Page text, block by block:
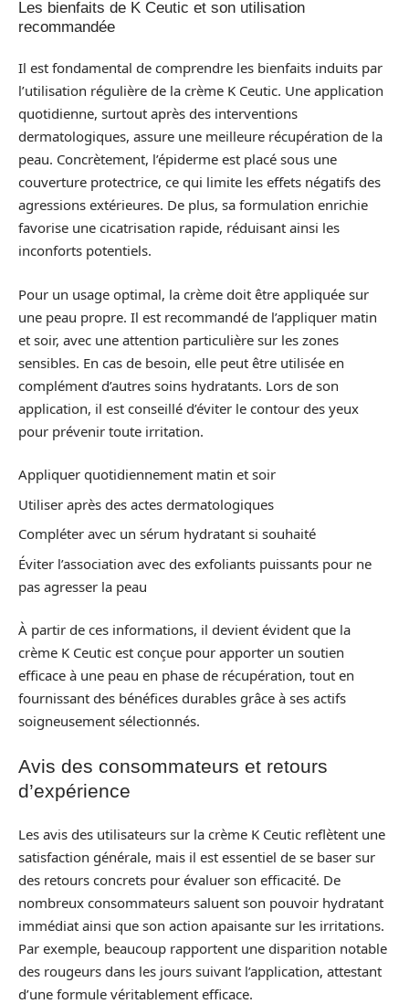
Les bienfaits de K Ceutic et son utilisation
recommandée
Il est fondamental de comprendre les bienfaits induits par
l’utilisation régulière de la crème K Ceutic. Une application
quotidienne, surtout après des interventions
dermatologiques, assure une meilleure récupération de la
peau. Concrètement, l’épiderme est placé sous une
couverture protectrice, ce qui limite les effets négatifs des
agressions extérieures. De plus, sa formulation enrichie
favorise une cicatrisation rapide, réduisant ainsi les
inconforts potentiels.
Pour un usage optimal, la crème doit être appliquée sur
une peau propre. Il est recommandé de l’appliquer matin
et soir, avec une attention particulière sur les zones
sensibles. En cas de besoin, elle peut être utilisée en
complément d’autres soins hydratants. Lors de son
application, il est conseillé d’éviter le contour des yeux
pour prévenir toute irritation.
Appliquer quotidiennement matin et soir
Utiliser après des actes dermatologiques
Compléter avec un sérum hydratant si souhaité
Éviter l’association avec des exfoliants puissants pour ne
pas agresser la peau
À partir de ces informations, il devient évident que la
crème K Ceutic est conçue pour apporter un soutien
efficace à une peau en phase de récupération, tout en
fournissant des bénéfices durables grâce à ses actifs
soigneusement sélectionnés.
Avis des consommateurs et retours
d’expérience
Les avis des utilisateurs sur la crème K Ceutic reflètent une
satisfaction générale, mais il est essentiel de se baser sur
des retours concrets pour évaluer son efficacité. De
nombreux consommateurs saluent son pouvoir hydratant
immédiat ainsi que son action apaisante sur les irritations.
Par exemple, beaucoup rapportent une disparition notable
des rougeurs dans les jours suivant l’application, attestant
d’une formule véritablement efficace.